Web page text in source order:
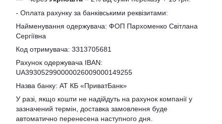
- Оплата рахунку за банківськими реквізитами:
Найменування одержувача: ФОП Пархоменко Світлана
Сергіївна
Код отримувача: 3313705681
Рахунок одержувача IBAN:
UA393052990000026009000149255
Назва банку: АТ КБ «ПриватБанк»
У разі, якщо кошти не надійдуть на рахунок компанії у
зазначений термін, доставка замовлення буде
автоматично перенесена наступного дня.